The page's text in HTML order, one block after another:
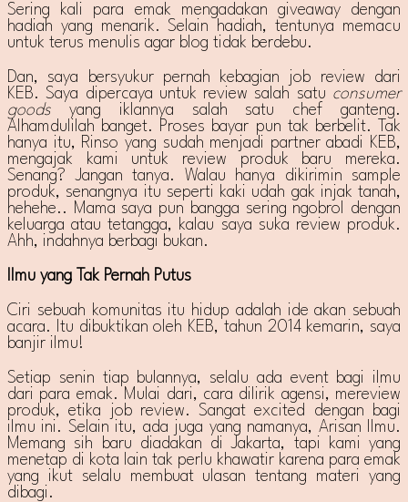
Sering kali para emak mengadakan giveaway dengan
hadiah yang menarik. Selain hadiah, tentunya memacu
untuk terus menulis agar blog tidak berdebu.
Dan, saya bersyukur pernah kebagian job review dari
KEB. Saya dipercaya untuk review salah satu consumer
goods yang iklannya salah satu chef ganteng.
Alhamdulilah banget. Proses bayar pun tak berbelit. Tak
hanya itu, Rinso yang sudah menjadi partner abadi KEB,
mengajak kami untuk review produk baru mereka.
Senang? Jangan tanya. Walau hanya dikirimin sample
produk, senangnya itu seperti kaki udah gak injak tanah,
hehehe.. Mama saya pun bangga sering ngobrol dengan
keluarga atau tetangga, kalau saya suka review produk.
Ahh, indahnya berbagi bukan.
Ilmu yang Tak Pernah Putus
Ciri sebuah komunitas itu hidup adalah ide akan sebuah
acara. Itu dibuktikan oleh KEB, tahun 2014 kemarin, saya
banjir ilmu!
Setiap senin tiap bulannya, selalu ada event bagi ilmu
dari para emak. Mulai dari, cara dilirik agensi, mereview
produk, etika job review. Sangat excited dengan bagi
ilmu ini. Selain itu, ada juga yang namanya, Arisan Ilmu.
Memang sih baru diadakan di Jakarta, tapi kami yang
menetap di kota lain tak perlu khawatir karena para emak
yang ikut selalu membuat ulasan tentang materi yang
dibagi.